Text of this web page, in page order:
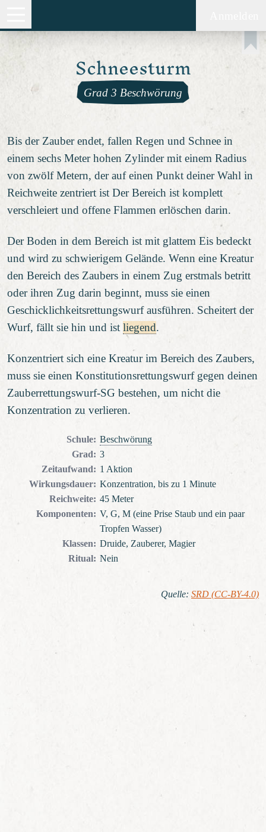
Schneesturm
Grad 3 Beschwörung
Bis der Zauber endet, fallen Regen und Schnee in
einem sechs Meter hohen Zylinder mit einem Radius
von zwölf Metern, der auf einen Punkt deiner Wahl in
Reichweite zentriert ist Der Bereich ist komplett
verschleiert und offene Flammen erlöschen darin.
Der Boden in dem Bereich ist mit glattem Eis bedeckt
und wird zu schwierigem Gelände. Wenn eine Kreatur
den Bereich des Zaubers in einem Zug erstmals betritt
oder ihren Zug darin beginnt, muss sie einen
Geschicklichkeitsrettungswurf ausführen. Scheitert der
Wurf, fällt sie hin und ist liegend.
Konzentriert sich eine Kreatur im Bereich des Zaubers,
muss sie einen Konstitutionsrettungswurf gegen deinen
Zauberrettungswurf-SG bestehen, um nicht die
Konzentration zu verlieren.
Schule: Beschwörung
Grad: 3
Zeitaufwand: 1 Aktion
Wirkungsdauer: Konzentration, bis zu 1 Minute
Reichweite: 45 Meter
Komponenten: V, G, M (eine Prise Staub und ein paar
Tropfen Wasser)
Klassen: Druide, Zauberer, Magier
Ritual: Nein
Quelle: SRD (CC-BY-4.0)